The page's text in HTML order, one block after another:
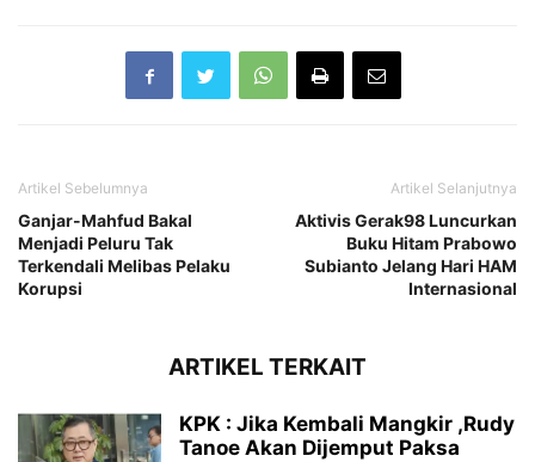
Artikel Sebelumnya
Ganjar-Mahfud Bakal
Menjadi Peluru Tak
Terkendali Melibas Pelaku
Korupsi
Artikel Selanjutnya
Aktivis Gerak98 Luncurkan
Buku Hitam Prabowo
Subianto Jelang Hari HAM
Internasional
ARTIKEL TERKAIT
KPK : Jika Kembali Mangkir ,Rudy
Tanoe Akan Dijemput Paksa